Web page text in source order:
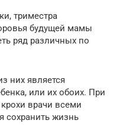
триместра
будущей мамы
ряд различных по
них является
или их обоих. При
врачи всеми
сохранить жизнь